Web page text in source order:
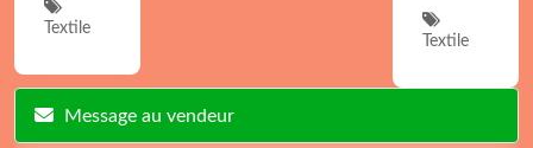
Textile
Textile
Message au vendeur